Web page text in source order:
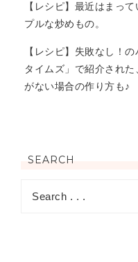
【レシピ】最近はまっ
プルな炒めもの。
【レシピ】失敗なし！
タイムズ」で紹介され
がない場合の作り方も♪
SEARCH